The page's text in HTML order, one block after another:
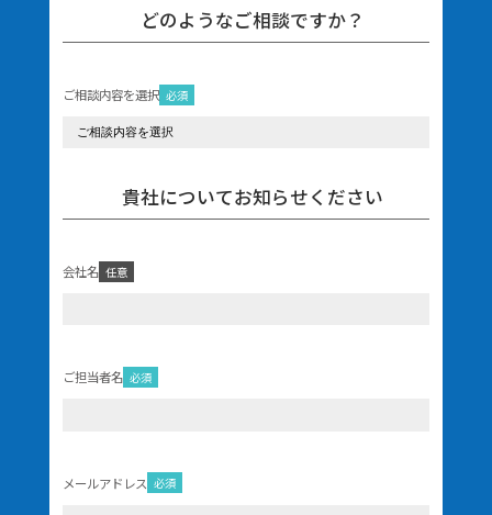
どのようなご相談ですか？
必須
ご相談内容を選択
貴社についてお知らせください
任意
会社名
必須
ご担当者名
必須
メールアドレス